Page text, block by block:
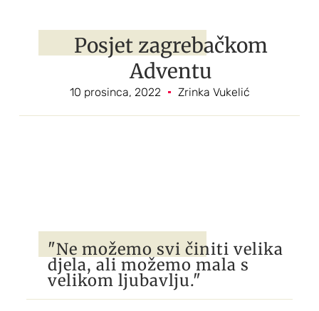
Posjet zagrebačkom
Adventu
10 prosinca, 2022 Zrinka Vukelić
"Ne možemo svi činiti velika
djela, ali možemo mala s
velikom ljubavlju."